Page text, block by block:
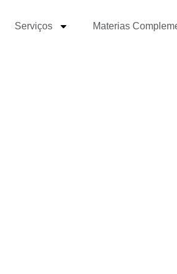
Serviços Materias